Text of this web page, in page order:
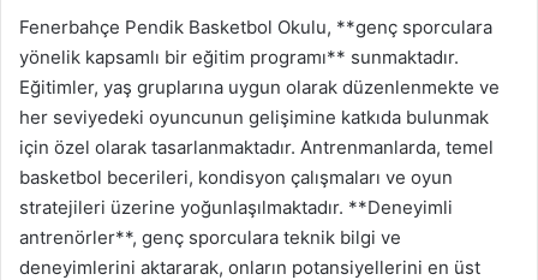
Fenerbahçe Pendik Basketbol Okulu, **genç sporculara
yönelik kapsamlı bir eğitim programı** sunmaktadır.
Eğitimler, yaş gruplarına uygun olarak düzenlenmekte ve
her seviyedeki oyuncunun gelişimine katkıda bulunmak
için özel olarak tasarlanmaktadır. Antrenmanlarda, temel
basketbol becerileri, kondisyon çalışmaları ve oyun
stratejileri üzerine yoğunlaşılmaktadır. **Deneyimli
antrenörler**, genç sporculara teknik bilgi ve
deneyimlerini aktararak, onların potansiyellerini en üst